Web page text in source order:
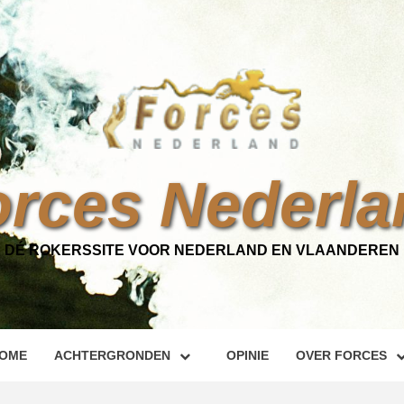
DÉ ROKERSSITE VOOR NEDERLAND EN VLAANDEREN
ACHTERGRONDEN OPINIE OVER FORCES